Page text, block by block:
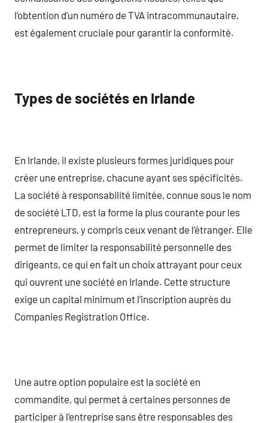
l’obtention d’un numéro de TVA intracommunautaire,
est également cruciale pour garantir la conformité.
Types de sociétés en Irlande
En Irlande, il existe plusieurs formes juridiques pour
créer une entreprise, chacune ayant ses spécificités.
La société à responsabilité limitée, connue sous le nom
de société LTD, est la forme la plus courante pour les
entrepreneurs, y compris ceux venant de l’étranger. Elle
permet de limiter la responsabilité personnelle des
dirigeants, ce qui en fait un choix attrayant pour ceux
qui ouvrent une société en Irlande. Cette structure
exige un capital minimum et l’inscription auprès du
Companies Registration Office.
Une autre option populaire est la société en
commandite, qui permet à certaines personnes de
participer à l’entreprise sans être responsables des